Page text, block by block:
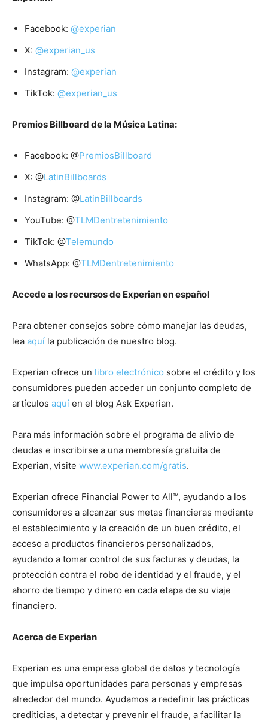
Facebook: @experian
X: @experian_us
Instagram: @experian
TikTok: @experian_us
Premios Billboard de la Música Latina:
Facebook: @PremiosBillboard
X: @LatinBillboards
Instagram: @LatinBillboards
YouTube: @TLMDentretenimiento
TikTok: @Telemundo
WhatsApp: @TLMDentretenimiento
Accede a los recursos de Experian en español
Para obtener consejos sobre cómo manejar las deudas,
lea aquí la publicación de nuestro blog.
Experian ofrece un libro electrónico sobre el crédito y los
consumidores pueden acceder un conjunto completo de
artículos aquí en el blog Ask Experian.
Para más información sobre el programa de alivio de
deudas e inscribirse a una membresía gratuita de
Experian, visite www.experian.com/gratis.
Experian ofrece Financial Power to All™, ayudando a los
consumidores a alcanzar sus metas financieras mediante
el establecimiento y la creación de un buen crédito, el
acceso a productos financieros personalizados,
ayudando a tomar control de sus facturas y deudas, la
protección contra el robo de identidad y el fraude, y el
ahorro de tiempo y dinero en cada etapa de su viaje
financiero.
Acerca de Experian
Experian es una empresa global de datos y tecnología
que impulsa oportunidades para personas y empresas
alrededor del mundo. Ayudamos a redefinir las prácticas
crediticias, a detectar y prevenir el fraude, a facilitar la